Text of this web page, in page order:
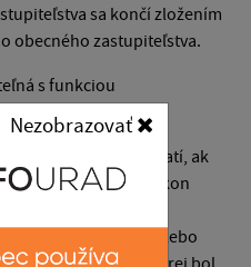
Nezobrazovať
sa končí zložením
obecného zastupiteľstva.
s funkciou
bol zvolený; to neplatí, ak
uvoľnený na výkon
organizácie alebo
obcou, v ktorej bol